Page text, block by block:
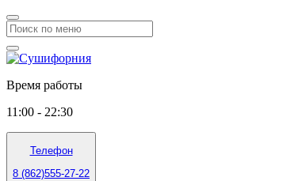
Время работы
11:00 - 22:30
Телефон
8 (862)555-27-22